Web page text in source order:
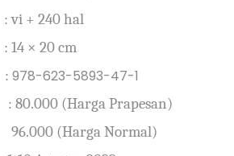
: vi + 240 hal
: 14 × 20 cm
: 978-623-5893-47-1
: 80.000 (Harga Prapesan)
96.000 (Harga Normal)